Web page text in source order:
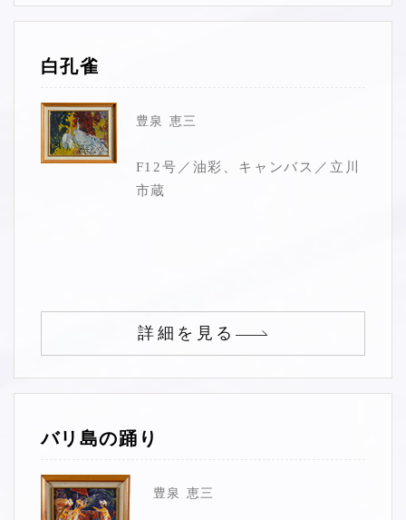
白孔雀
豊泉 恵三
F12号／油彩、キャンバス／立川
市蔵
詳細を見る
バリ島の踊り
豊泉 恵三